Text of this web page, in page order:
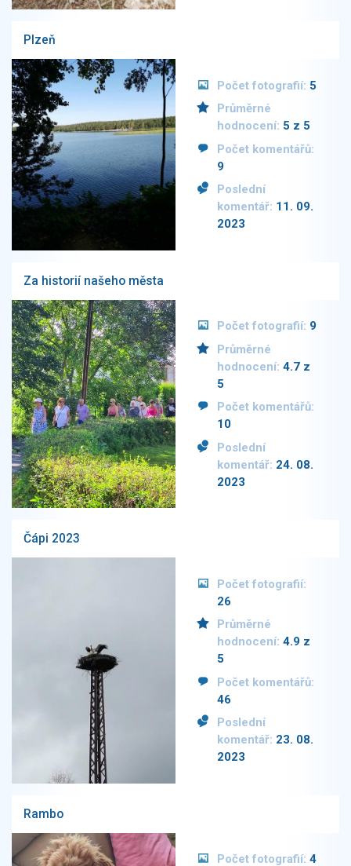
Plzeň
Počet fotografií: 5
Průměrné
hodnocení: 5 z 5
Počet komentářů:
9
Poslední
komentář: 11. 09.
2023
Za historií našeho města
Počet fotografií: 9
Průměrné
hodnocení: 4.7 z
5
Počet komentářů:
10
Poslední
komentář: 24. 08.
2023
Čápi 2023
Počet fotografií:
26
Průměrné
hodnocení: 4.9 z
5
Počet komentářů:
46
Poslední
komentář: 23. 08.
2023
Rambo
Počet fotografií: 4